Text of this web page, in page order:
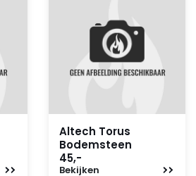
Altech Torus
Bodemsteen
45,-
Bekijken